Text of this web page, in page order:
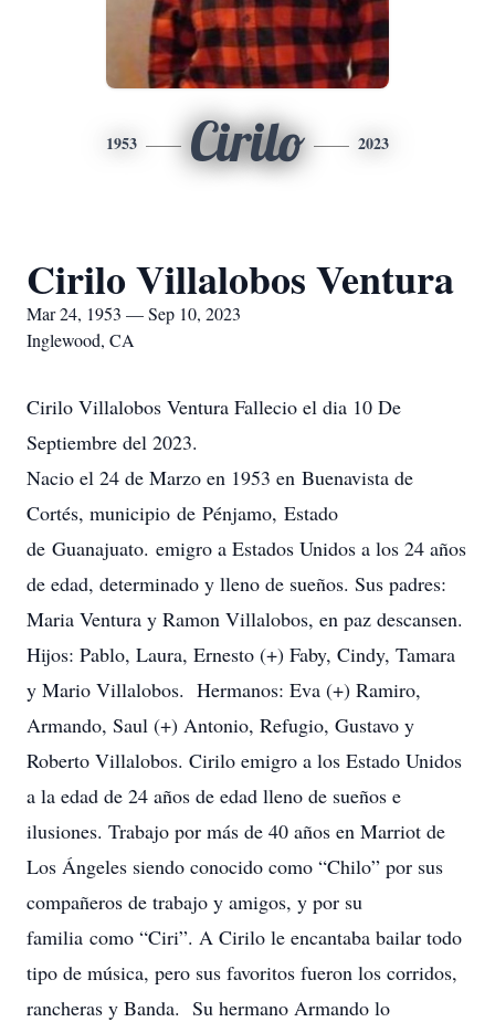
1953 Cirilo 2023
Cirilo Villalobos Ventura
Mar 24, 1953 — Sep 10, 2023
Inglewood, CA
Cirilo Villalobos Ventura Fallecio el dia 10 De
Septiembre del 2023.
Nacio el 24 de Marzo en 1953 en Buenavista de
Cortés, municipio de Pénjamo, Estado
de Guanajuato. emigro a Estados Unidos a los 24 años
de edad, determinado y lleno de sueños. Sus padres:
Maria Ventura y Ramon Villalobos, en paz descansen.
Hijos: Pablo, Laura, Ernesto (+) Faby, Cindy, Tamara
y Mario Villalobos. Hermanos: Eva (+) Ramiro,
Armando, Saul (+) Antonio, Refugio, Gustavo y
Roberto Villalobos. Cirilo emigro a los Estado Unidos
a la edad de 24 años de edad lleno de sueños e
ilusiones. Trabajo por más de 40 años en Marriot de
Los Ángeles siendo conocido como “Chilo” por sus
compañeros de trabajo y amigos, y por su
familia como “Ciri”. A Cirilo le encantaba bailar todo
tipo de música, pero sus favoritos fueron los corridos,
rancheras y Banda. Su hermano Armando lo